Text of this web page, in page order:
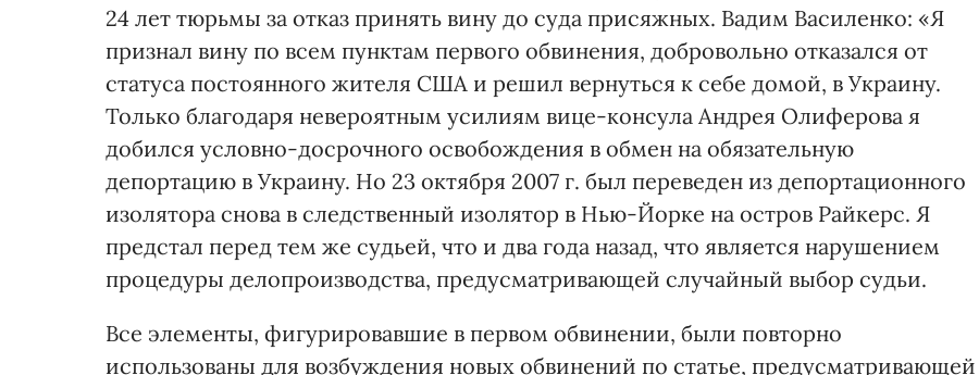
24 лет тюрьмы за отказ принять вину до суда присяжных. Вадим Василенко: «Я
признал вину по всем пунктам первого обвинения, добровольно отказался от
статуса постоянного жителя США и решил вернуться к себе домой, в Украину.
Только благодаря невероятным усилиям вице-консула Андрея Олиферова я
добился условно-досрочного освобождения в обмен на обязательную
депортацию в Украину. Но 23 октября 2007 г. был переведен из депортационного
изолятора снова в следственный изолятор в Нью-Йорке на остров Райкерс. Я
предстал перед тем же судьей, что и два года назад, что является нарушением
процедуры делопроизводства, предусматривающей случайный выбор судьи.
Все элементы, фигурировавшие в первом обвинении, были повторно
использованы для возбуждения новых обвинений по статье, предусматривающей